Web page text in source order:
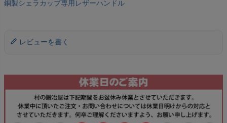
銅製シェラカップ専用レザーハンドル
レビューを書く